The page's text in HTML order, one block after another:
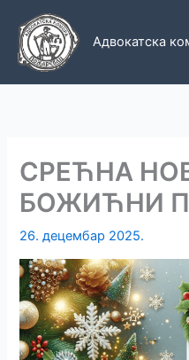
садржај
Адвокатска
СРЕЋНА
БОЖИЋНИ
26. децембар 2025.